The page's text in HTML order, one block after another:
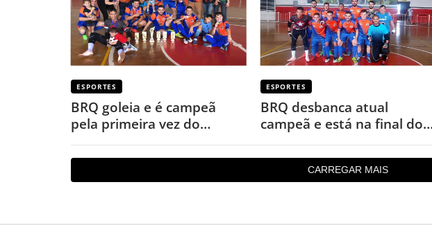
ESPORTES
BRQ goleia e é campeã
pela primeira vez do
Campeonato de Futsal do
Sindpd
ESPORTES
BRQ desbanca atual
campeã e está na final do
campeonato de Futsal
CARREGAR MAIS